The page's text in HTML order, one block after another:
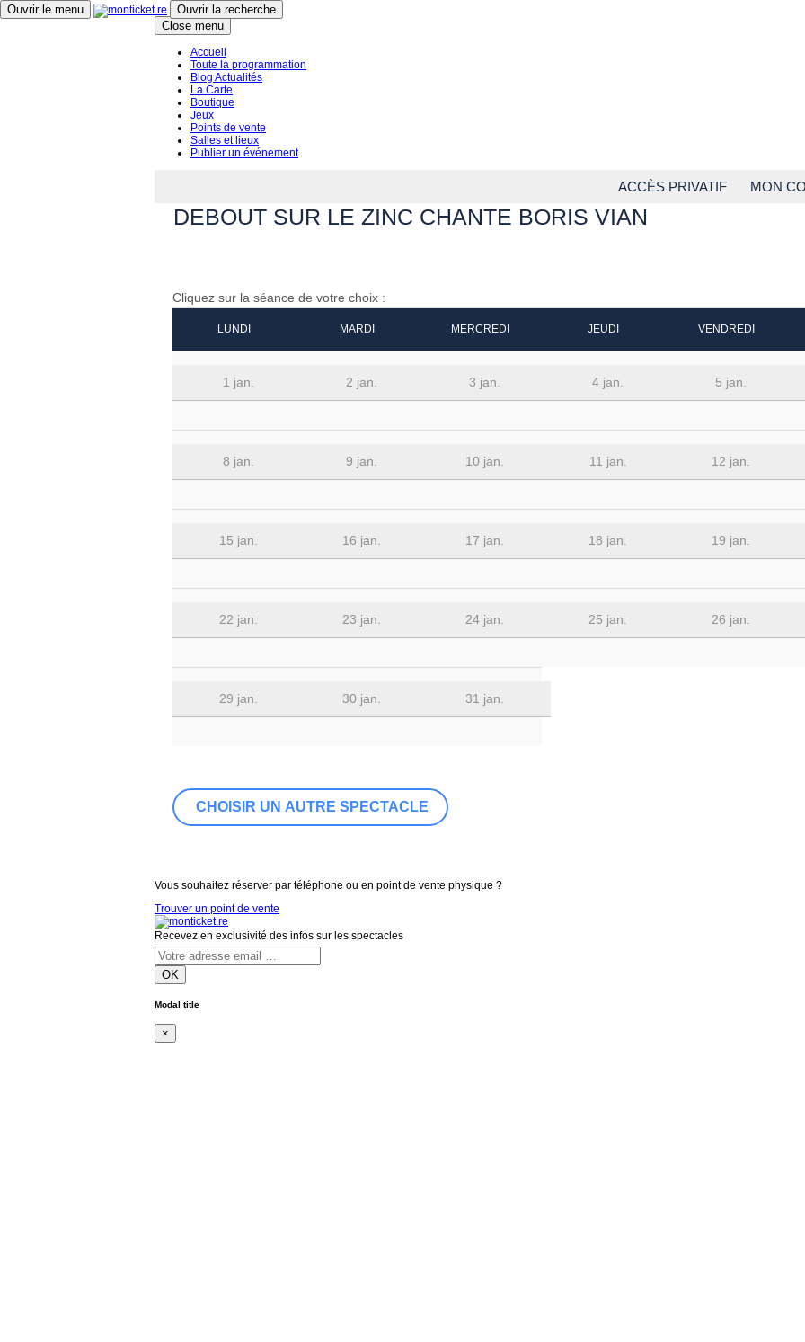
Ouvrir le menu
Ouvrir la recherche
Close menu
Accueil
Toute la programmation
Blog Actualités
La Carte
Boutique
Jeux
Points de vente
Salles et lieux
Publier un événement
MON
ACCÈS PRIVATIF
DEBOUT SUR LE ZINC CHANTE BORIS VIAN
Cliquez sur la séance de votre choix :
LUNDI MARDI MERCREDI JEUDI VENDREDI
1 jan. 2 jan. 3 jan. 4 jan. 5 jan.
8 jan. 9 jan. 10 jan. 11 jan. 12 jan.
15 jan. 16 jan. 17 jan. 18 jan. 19 jan.
22 jan. 23 jan. 24 jan. 25 jan. 26 jan.
29 jan. 30 jan. 31 jan.
Vous souhaitez réserver par téléphone ou en point de vente physique ?
Trouver un point de vente
Recevez en exclusivité des infos sur les spectacles
OK
Modal title
×